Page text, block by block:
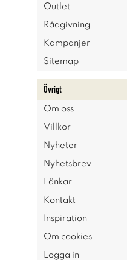
Outlet
Rådgivning
Kampanjer
Sitemap
Övrigt
Om oss
Villkor
Nyheter
Nyhetsbrev
Länkar
Kontakt
Inspiration
Om cookies
Logga in